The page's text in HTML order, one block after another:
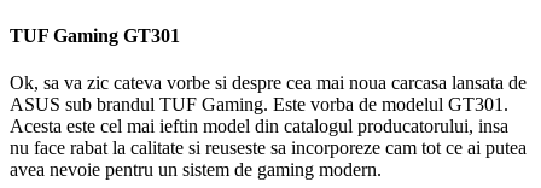
TUF Gaming GT301
Ok, sa va zic cateva vorbe si despre cea mai noua carcasa lansata de
ASUS sub brandul TUF Gaming. Este vorba de modelul GT301.
Acesta este cel mai ieftin model din catalogul producatorului, insa
nu face rabat la calitate si reuseste sa incorporeze cam tot ce ai putea
avea nevoie pentru un sistem de gaming modern.